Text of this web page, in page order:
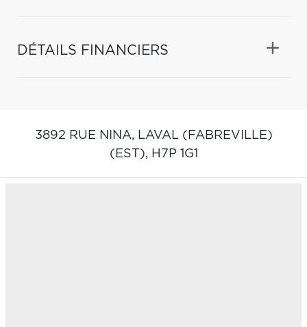
DÉTAILS FINANCIERS
3892 RUE NINA, LAVAL (FABREVILLE)
(EST), H7P 1G1